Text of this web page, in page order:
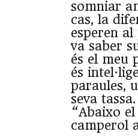
somniar
cas, la
esperen
va saber
és el meu
és
paraules,
seva
“Abaixo
camperol